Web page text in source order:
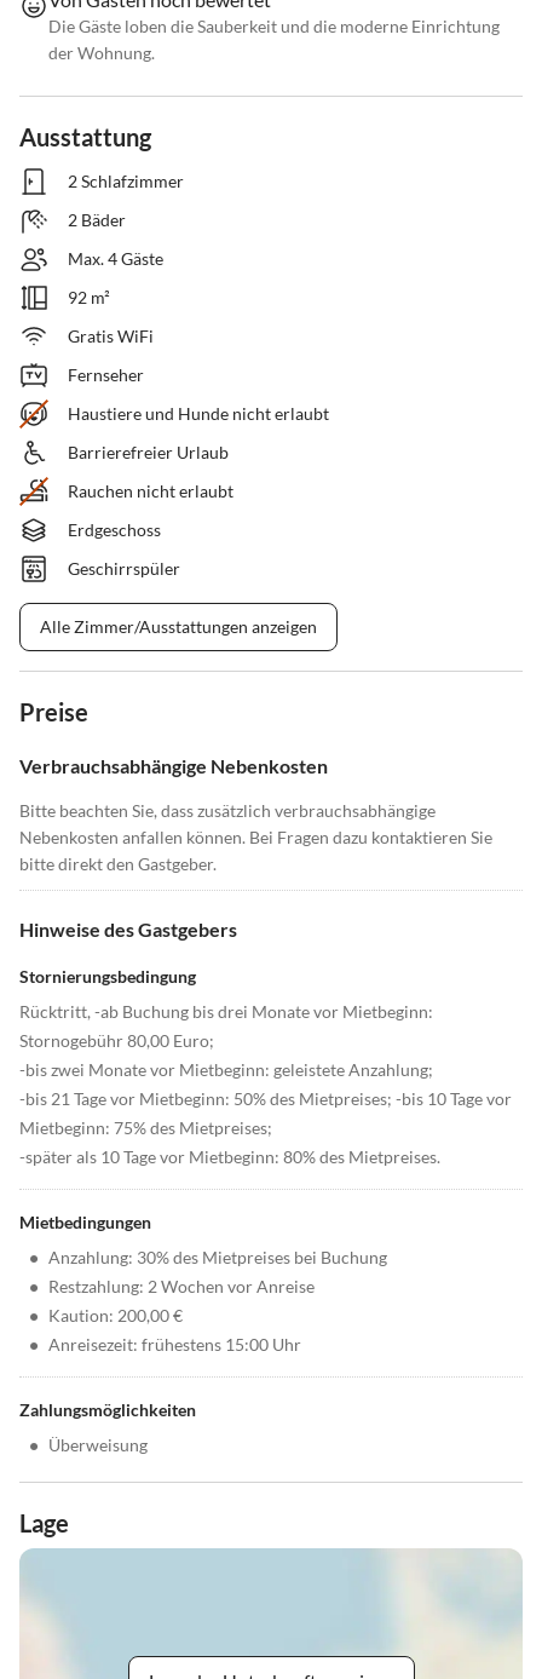
Die Gäste loben die Sauberkeit und die moderne Einrichtung
der Wohnung.
Ausstattung
2 Schlafzimmer
2 Bäder
Max. 4 Gäste
92 m²
Gratis WiFi
Fernseher
Haustiere und Hunde nicht erlaubt
Barrierefreier Urlaub
Rauchen nicht erlaubt
Erdgeschoss
Geschirrspüler
Alle Zimmer/Ausstattungen anzeigen
Preise
Verbrauchsabhängige Nebenkosten
Bitte beachten Sie, dass zusätzlich verbrauchsabhängige
Nebenkosten anfallen können. Bei Fragen dazu kontaktieren Sie
bitte direkt den Gastgeber.
Hinweise des Gastgebers
Stornierungsbedingung
Rücktritt, -ab Buchung bis drei Monate vor Mietbeginn:
Stornogebühr 80,00 Euro;
-bis zwei Monate vor Mietbeginn: geleistete Anzahlung;
-bis 21 Tage vor Mietbeginn: 50% des Mietpreises; -bis 10 Tage vor
Mietbeginn: 75% des Mietpreises;
-später als 10 Tage vor Mietbeginn: 80% des Mietpreises.
Mietbedingungen
• Anzahlung: 30% des Mietpreises bei Buchung
• Restzahlung: 2 Wochen vor Anreise
• Kaution: 200,00 €
• Anreisezeit: frühestens 15:00 Uhr
Zahlungsmöglichkeiten
• Überweisung
Lage